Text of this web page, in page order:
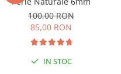
100,00 RON
85,00 RON
IN STOC